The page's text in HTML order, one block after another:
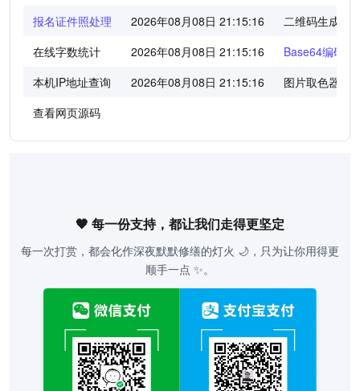
报名证件照处理
2026年08月08日 21:15:16
二维码生成器
在线字数统计
2026年08月08日 21:15:16
Base64编码/
本机IP地址查询
2026年08月08日 21:15:16
图片取色器
查看网页源码
🧡 每一份支持，都让我们走得更坚定
每一次打赏，都会化作深夜默默修缮的灯火 🌙，只为让你用得更
顺手一点 ✨。